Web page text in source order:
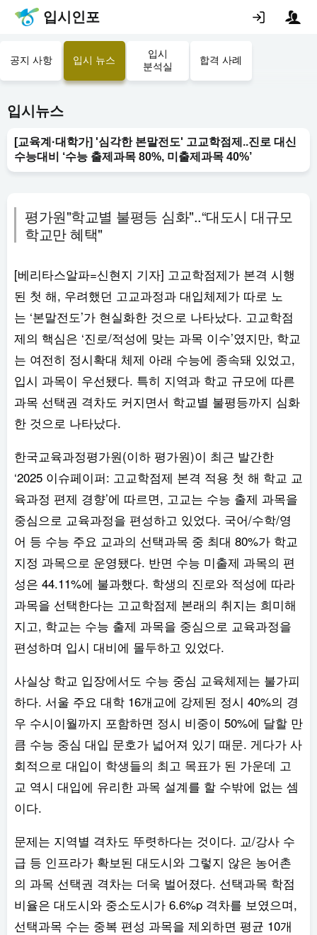
입시인포
공지 사항 입시 뉴스
입시
분석실
합격 사례
입시뉴스
[교육계·대학가] '심각한 본말전도' 고교학점제..진로 대신
수능대비 ‘수능 출제과목 80%, 미출제과목 40%’
평가원"학교별 불평등 심화"..“대도시 대규모
학교만 혜택"
[베리타스알파=신현지 기자] 고교학점제가 본격 시행
된 첫 해, 우려했던 고교과정과 대입체제가 따로 노
는 ‘본말전도’가 현실화한 것으로 나타났다. 고교학점
제의 핵심은 ‘진로/적성에 맞는 과목 이수’였지만, 학교
는 여전히 정시확대 체제 아래 수능에 종속돼 있었고,
입시 과목이 우선됐다. 특히 지역과 학교 규모에 따른
과목 선택권 격차도 커지면서 학교별 불평등까지 심화
한 것으로 나타났다.
한국교육과정평가원(이하 평가원)이 최근 발간한
‘2025 이슈페이퍼: 고교학점제 본격 적용 첫 해 학교 교
육과정 편제 경향’에 따르면, 고교는 수능 출제 과목을
중심으로 교육과정을 편성하고 있었다. 국어/수학/영
어 등 수능 주요 교과의 선택과목 중 최대 80%가 학교
지정 과목으로 운영됐다. 반면 수능 미출제 과목의 편
성은 44.11%에 불과했다. 학생의 진로와 적성에 따라
과목을 선택한다는 고교학점제 본래의 취지는 희미해
지고, 학교는 수능 출제 과목을 중심으로 교육과정을
편성하며 입시 대비에 몰두하고 있었다.
사실상 학교 입장에서도 수능 중심 교육체제는 불가피
하다. 서울 주요 대학 16개교에 강제된 정시 40%의 경
우 수시이월까지 포함하면 정시 비중이 50%에 달할 만
큼 수능 중심 대입 문호가 넓어져 있기 때문. 게다가 사
회적으로 대입이 학생들의 최고 목표가 된 가운데 고
교 역시 대입에 유리한 과목 설계를 할 수밖에 없는 셈
이다.
문제는 지역별 격차도 뚜렷하다는 것이다. 교/강사 수
급 등 인프라가 확보된 대도시와 그렇지 않은 농어촌
의 과목 선택권 격차는 더욱 벌어졌다. 선택과목 학점
비율은 대도시와 중소도시가 6.6%p 격차를 보였으며,
선택과목 수는 중복 편성 과목을 제외하면 평균 10개